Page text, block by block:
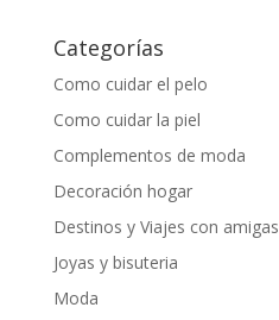
Categorías
Como cuidar el pelo
Como cuidar la piel
Complementos de moda
Decoración hogar
Destinos y Viajes con amigas
Joyas y bisuteria
Moda